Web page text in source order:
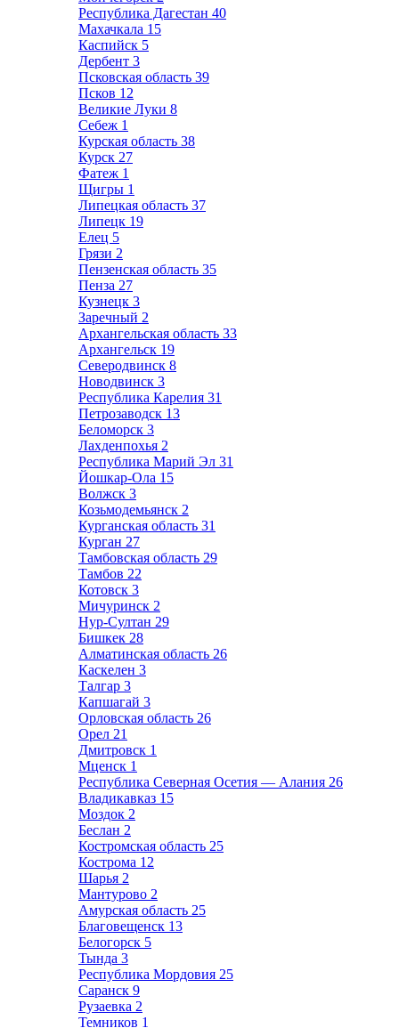
Республика Дагестан 40
Махачкала 15
Каспийск 5
Дербент 3
Псковская область 39
Псков 12
Великие Луки 8
Себеж 1
Курская область 38
Курск 27
Фатеж 1
Щигры 1
Липецкая область 37
Липецк 19
Елец 5
Грязи 2
Пензенская область 35
Пенза 27
Кузнецк 3
Заречный 2
Архангельская область 33
Архангельск 19
Северодвинск 8
Новодвинск 3
Республика Карелия 31
Петрозаводск 13
Беломорск 3
Лахденпохья 2
Республика Марий Эл 31
Йошкар-Ола 15
Волжск 3
Козьмодемьянск 2
Курганская область 31
Курган 27
Тамбовская область 29
Тамбов 22
Котовск 3
Мичуринск 2
Нур-Султан 29
Бишкек 28
Алматинская область 26
Каскелен 3
Талгар 3
Капшагай 3
Орловская область 26
Орел 21
Дмитровск 1
Мценск 1
Республика Северная Осетия — Алания 26
Владикавказ 15
Моздок 2
Беслан 2
Костромская область 25
Кострома 12
Шарья 2
Мантурово 2
Амурская область 25
Благовещенск 13
Белогорск 5
Тында 3
Республика Мордовия 25
Саранск 9
Рузаевка 2
Темников 1